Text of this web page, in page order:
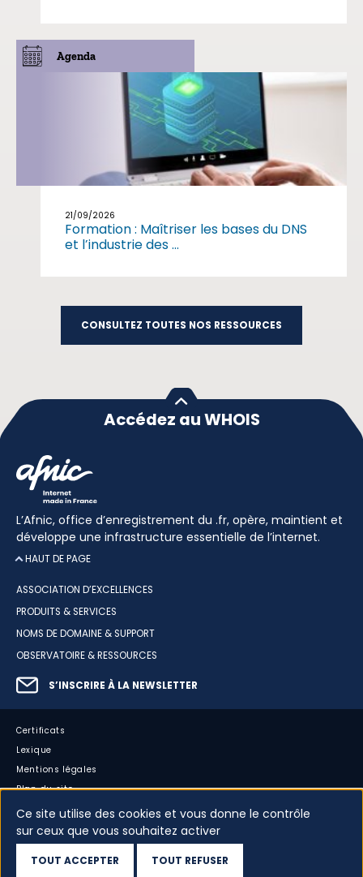
Agenda
21/09/2026
Formation : Maîtriser les bases du DNS
et l’industrie des ...
CONSULTEZ TOUTES NOS RESSOURCES
Accédez au WHOIS
L’Afnic, office d’enregistrement du .fr, opère, maintient et
développe une infrastructure essentielle de l’internet.
HAUT DE PAGE
ASSOCIATION D’EXCELLENCES
PRODUITS & SERVICES
NOMS DE DOMAINE & SUPPORT
OBSERVATOIRE & RESSOURCES
S’INSCRIRE À LA NEWSLETTER
Certificats
Lexique
Mentions légales
Plan du site
Accessibilité : partiellement conforme
Cookies
Dispositif d’alerte
Ce site utilise des cookies et vous donne le contrôle
sur ceux que vous souhaitez activer
TOUT ACCEPTER TOUT REFUSER